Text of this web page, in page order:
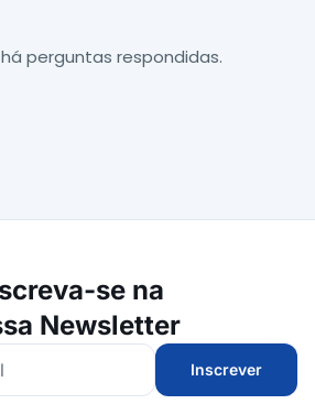
perguntas respondidas.
se na
Newsletter
Inscrever